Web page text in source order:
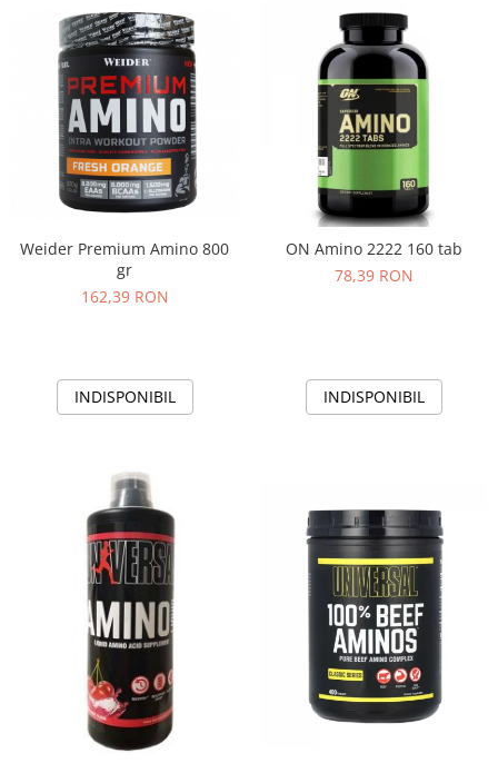
Weider Premium Amino 800
gr
162,39 RON
INDISPONIBIL
ON Amino 2222 160 tab
78,39 RON
INDISPONIBIL